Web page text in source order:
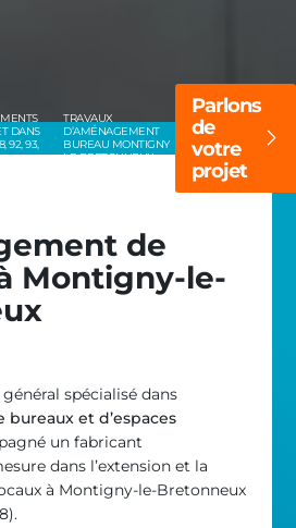
DANS
92, 93,
TRAVAUX
D’AMÉNAGEMENT
BUREAU MONTIGNY
LE BRETONNEUX
Parlons
de
votre
projet
de
Montigny-le-
spécialisé dans
et d’espaces
un fabricant
dans l’extension et la
à Montigny-le-Bretonneux